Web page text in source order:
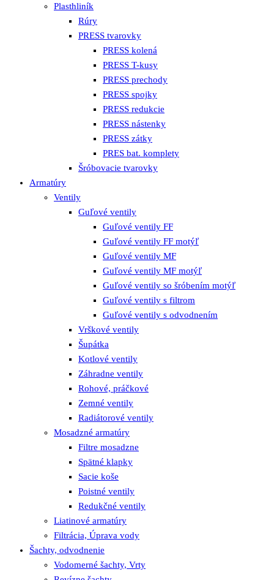
Plasthliník
Rúry
PRESS tvarovky
PRESS kolená
PRESS T-kusy
PRESS prechody
PRESS spojky
PRESS redukcie
PRESS nástenky
PRESS zátky
PRES bat. komplety
Šróbovacie tvarovky
Armatúry
Ventily
Guľové ventily
Guľové ventily FF
Guľové ventily FF motýľ
Guľové ventily MF
Guľové ventily MF motýľ
Guľové ventily so šróbením motýľ
Guľové ventily s filtrom
Guľové ventily s odvodnením
Vrškové ventily
Šupátka
Kotlové ventily
Záhradne ventily
Rohové, práčkové
Zemné ventily
Radiátorové ventily
Mosadzné armatúry
Filtre mosadzne
Spätné klapky
Sacie koše
Poistné ventily
Redukčné ventily
Liatinové armatúry
Filtrácia, Úprava vody
Šachty, odvodnenie
Vodomerné šachty, Vrty